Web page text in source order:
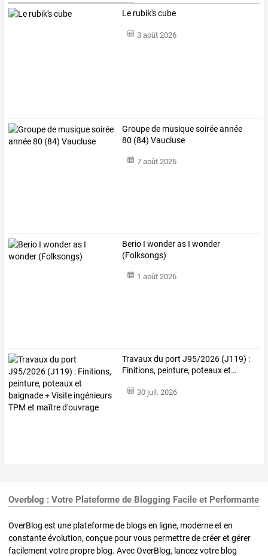
Le rubik's cube
3 août 2026
Groupe de musique soirée année
80 (84) Vaucluse
7 août 2026
Berio I wonder as I wonder
(Folksongs)
1 août 2026
Travauxdu port J95/2026 (J119) :
Finitions, peinture, poteauxet…
30 juil. 2026
Overblog : Votre Plateforme de Blogging Facile et Performante
OverBlog est une plateforme de blogs en ligne, moderne et en
constante évolution, conçue pour vous permettre de créer et gérer
facilement votre propre blog. Avec OverBlog, lancez votre blog